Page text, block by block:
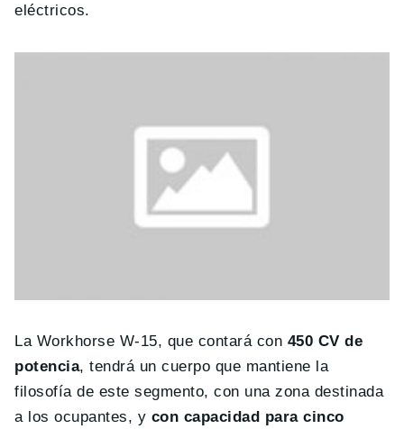
eléctricos.
La Workhorse W-15, que contará con 450 CV de
potencia, tendrá un cuerpo que mantiene la
filosofía de este segmento, con una zona destinada
a los ocupantes, y con capacidad para cinco